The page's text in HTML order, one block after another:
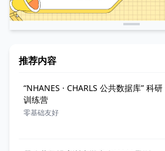
推荐内容
“NHANES · CHARLS 公共数据库” 科研
训练营
零基础友好